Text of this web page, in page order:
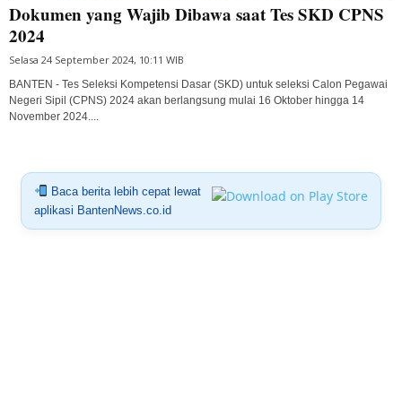
Dokumen yang Wajib Dibawa saat Tes SKD CPNS
2024
Selasa 24 September 2024, 10:11 WIB
BANTEN - Tes Seleksi Kompetensi Dasar (SKD) untuk seleksi Calon Pegawai
Negeri Sipil (CPNS) 2024 akan berlangsung mulai 16 Oktober hingga 14
November 2024....
Baca berita lebih cepat lewat
aplikasi BantenNews.co.id